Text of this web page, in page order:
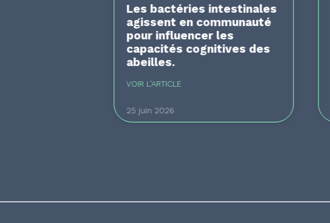
Les bactéries intestinales
agissent en communauté
pour influencer les
capacités cognitives des
abeilles.
VOIR L'ARTICLE
25 juin 2026